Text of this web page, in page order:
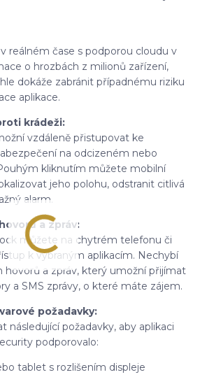
reálném čase s podporou cloudu v
o hrozbách z milionů zařízení,
dokáže zabránit případnému riziku
aplikace.
krádeži:
vzdáleně přistupovat ke
na odcizeném nebo
kliknutím můžete mobilní
jeho polohu, odstranit citlivá
alarm.
a zpráv:
můžete na chytrém telefonu či
k vybraným aplikacím. Nechybí
hovorů a zpráv, který umožní přijímat
a SMS zprávy, o které máte zájem.
požadavky:
následující požadavky, aby aplikaci
podporovalo:
tablet s rozlišením displeje